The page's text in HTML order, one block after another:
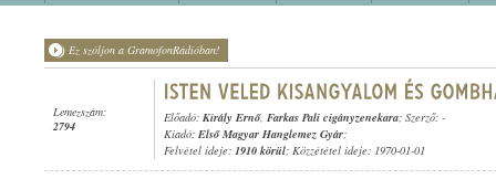
Ez szóljon a GramofonRádióban!
Lemezszám:
2794
Előadó: Király Ernő, Farkas Pali cigányzenekara; Szerző: -
Kiadó: Első Magyar Hanglemez Gyár;
Felvétel ideje: 1910 körül; Közzététel ideje: 1970-01-01